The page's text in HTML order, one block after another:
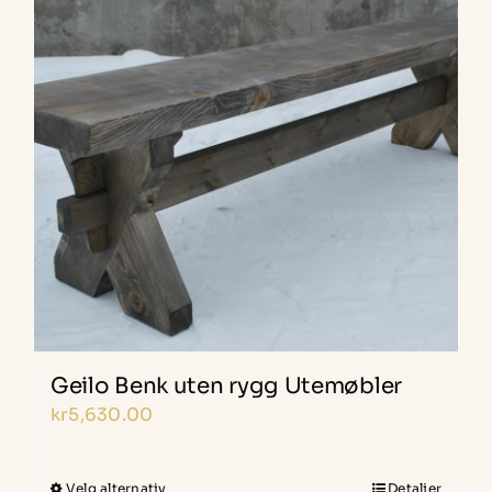
Alternativene
kan
velges
på
produktsiden
Geilo Benk uten rygg Utemøbler
kr5,630.00
Velg alternativ Detaljer